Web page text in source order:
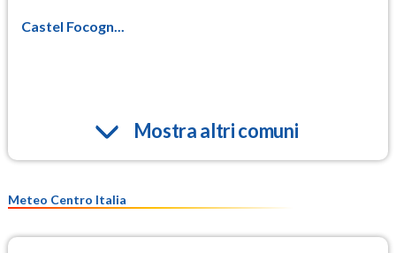
Castel Focogn...
Mostra altri comuni
Meteo Centro Italia